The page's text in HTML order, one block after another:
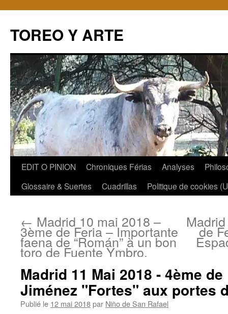
TOREO Y ARTE
Aller
EDIT O PINION Chroniques Férias Analyses
Glossaire & Suertes
Cuadrillas Politique de cookies
← Madrid 10 mai 2018 –
3ème de Feria – Importante
faena de “Román” à un bon
toro de Fuente Ymbro.
de
Madrid 11 Mai 2018 - 4ème
Jiménez "Fortes" aux portes
Publié le 12 mai 2018par Niño de San Rafael